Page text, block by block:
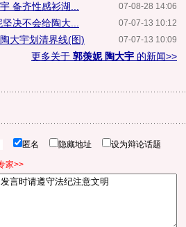
07-08-28 14:06
备齐性感衫湖...
07-07-13 10:12
决不会给陶大...
07-07-13 10:09
大宇划清界线(图)
更多关于 郭羡妮 陶大宇 的新闻>>
匿名 隐藏地址 设为辩论话题
家>>